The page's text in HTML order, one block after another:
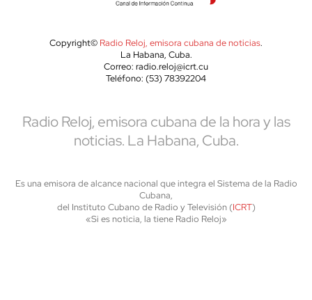
Copyright© Radio Reloj, emisora cubana de noticias.
La Habana, Cuba.
Correo: radio.reloj@icrt.cu
Teléfono: (53) 78392204
Radio Reloj, emisora cubana de la hora y las
noticias. La Habana, Cuba.
Es una emisora de alcance nacional que integra el Sistema de la Radio
Cubana,
del Instituto Cubano de Radio y Televisión (ICRT)
«Si es noticia, la tiene Radio Reloj»